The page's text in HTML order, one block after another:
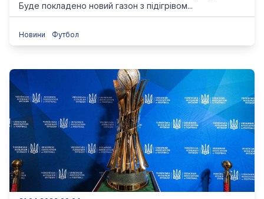
Буде покладено новий газон з підігрівом...
Новини Футбол